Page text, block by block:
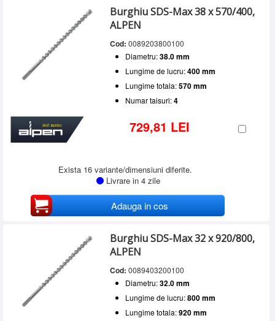
Burghiu SDS-Max 38 x 570/400,
ALPEN
Cod: 0089203800100
Diametru:38.0 mm
Lungime de lucru:400 mm
Lungime totala:570 mm
Numar taisuri:4
729,81 LEI
Exista 16 variante/dimensiuni diferite.
Livrare in 4 zile
Adauga in cos
Burghiu SDS-Max 32 x 920/800,
ALPEN
Cod: 0089403200100
Diametru:32.0 mm
Lungime de lucru:800 mm
Lungime totala:920 mm